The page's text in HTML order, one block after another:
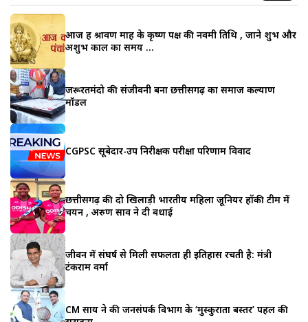
आज हैं श्रावण माह के कृष्ण पक्ष की नवमी तिथि , जाने शुभ और
अशुभ काल का समय …
जरूरतमंदो की संजीवनी बना छत्तीसगढ़ का समाज कल्याण
मॉडल
CGPSC सूबेदार-उप निरीक्षक परीक्षा परिणाम विवाद
छत्तीसगढ़ की दो खिलाड़ी भारतीय महिला जूनियर हॉकी टीम में
चयन , अरुण साव ने दी बधाई
जीवन में संघर्ष से मिली सफलता ही इतिहास रचती है: मंत्री
टंकराम वर्मा
CM साय ने की जनसंपर्क विभाग के ‘मुस्कुराता बस्तर’ पहल की